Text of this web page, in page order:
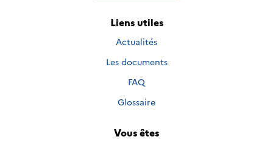
Liens utiles
Actualités
Les documents
FAQ
Glossaire
Vous êtes